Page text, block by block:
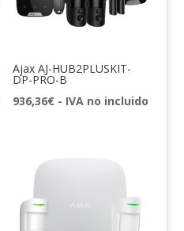
Ajax AJ-HUB2PLUSKIT-
DP-PRO-B
936,36€ - IVA no incluido